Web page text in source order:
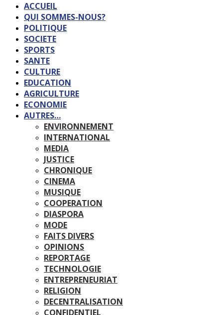
ACCUEIL
QUI SOMMES-NOUS?
POLITIQUE
SOCIETE
SPORTS
SANTE
CULTURE
EDUCATION
AGRICULTURE
ECONOMIE
AUTRES…
ENVIRONNEMENT
INTERNATIONAL
MEDIA
JUSTICE
CHRONIQUE
CINEMA
MUSIQUE
COOPERATION
DIASPORA
MODE
FAITS DIVERS
OPINIONS
REPORTAGE
TECHNOLOGIE
ENTREPRENEURIAT
RELIGION
DECENTRALISATION
CONFIDENTIEL